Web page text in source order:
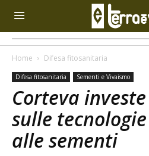
Home Difesa fitosanitaria
Difesa fitosanitaria Sementi e Vivaismo
Corteva
sulle
alle sementi